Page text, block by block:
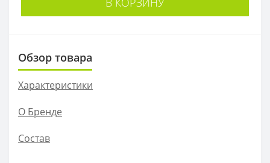
Обзор товара
Характеристики
О Бренде
Состав